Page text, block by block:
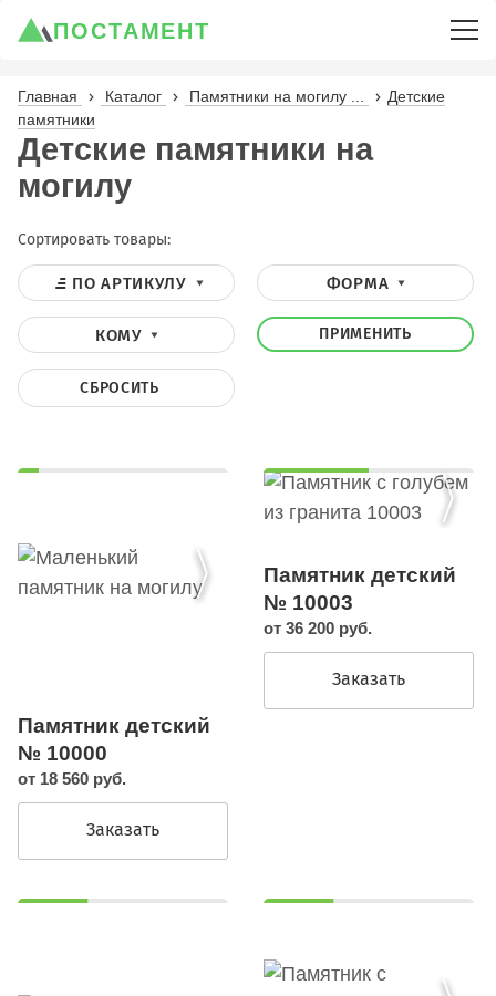
ПОСТАМЕНТ
Главная Каталог Памятники на могилу ...
Детские
памятники
Детские памятники на
могилу
Сортировать товары:
ПО АРТИКУЛУ ФОРМА
КОМУ ПРИМЕНИТЬ
СБРОСИТЬ
Памятник детский
№ 10000
от 18 560 руб.
Заказать
Памятник детский
№ 10003
от 36 200 руб.
Заказать